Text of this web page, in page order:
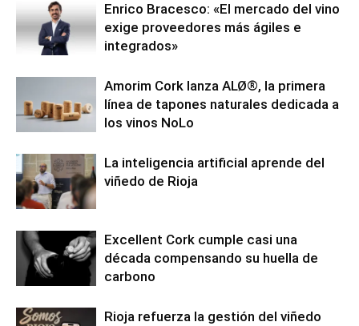
Enrico Bracesco: «El mercado del vino
exige proveedores más ágiles e
integrados»
Amorim Cork lanza ALØ®, la primera
línea de tapones naturales dedicada a
los vinos NoLo
La inteligencia artificial aprende del
viñedo de Rioja
Excellent Cork cumple casi una
década compensando su huella de
carbono
Rioja refuerza la gestión del viñedo